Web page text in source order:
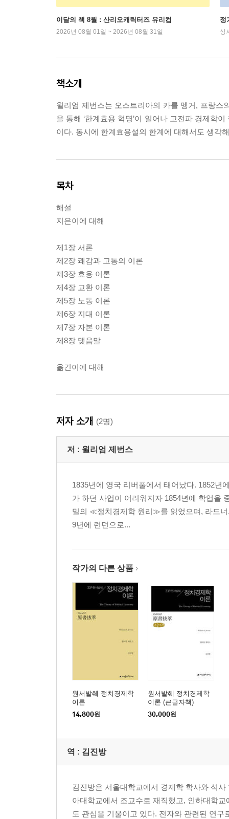
이달의 책 8월 : 산리오캐릭터즈 유리컵
2026년 08월 01일 ~ 2026년 08월 31일
정
상
책소개
윌리엄 제번스는 오스트리아의 카를 멩거, 프랑
을 통해 ‘한계효용 혁명’이 일어나 고전파 경제학
이다. 동시에 한계효용설의 한계에 대해서도 생각
목차
해설
지은이에 대해
제1장 서론
제2장 쾌감과 고통의 이론
제3장 효용 이론
제4장 교환 이론
제5장 노동 이론
제6장 지대 이론
제7장 자본 이론
제8장 맺음말
옮긴이에 대해
저자 소개 (2명)
저 : 윌리엄 제번스
1835년에 영국 리버풀에서 태어났다. 1852년
가 하던 사업이 어려워지자 1854년에 학업
밀의 ≪정치경제학 원리≫를 읽었으며, 라드
9년에 런던으로...
작가의 다른 상품
원서발췌 정치경제학
이론
14,800원
원서발췌 정치경제학
이론 (큰글자책)
30,000원
역 : 김진방
김진방은 서울대학교에서 경제학 학사와 석
아대학교에서 조교수로 재직했고, 인하대학
도 관심을 기울이고 있다. 전자와 관련된 연구